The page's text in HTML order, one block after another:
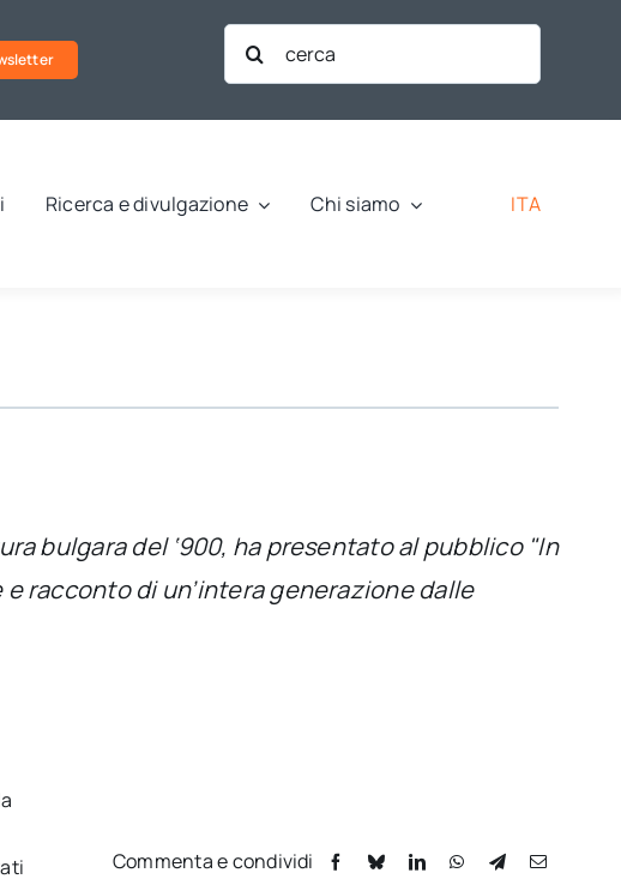
Cerca
per:
Ricerca e divulgazione Chi siamo ITA
bulgara del ‘900, ha presentato al pubblico "In
racconto di un’intera generazione dalle
Commenta e condividi